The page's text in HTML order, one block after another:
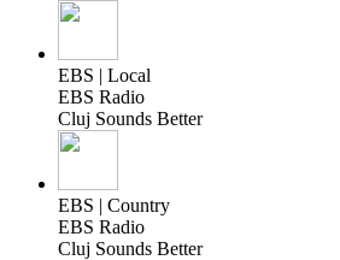
EBS | Local
EBS Radio
Cluj Sounds Better
EBS | Country
EBS Radio
Cluj Sounds Better